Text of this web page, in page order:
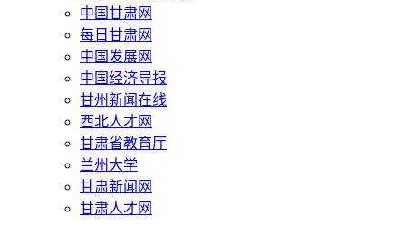
中国甘肃网
每日甘肃网
中国发展网
中国经济导报
甘州新闻在线
西北人才网
甘肃省教育厅
兰州大学
甘肃新闻网
甘肃人才网